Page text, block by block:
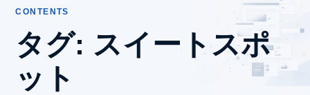
CONTENTS
タグ: スイートスポ
ット